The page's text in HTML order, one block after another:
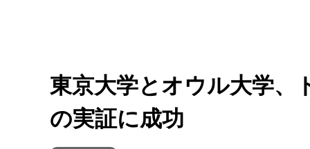
東京大学とオウル大学、
の実証に成功